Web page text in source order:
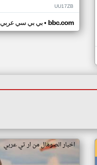
UU17ZB
بي بي سي عربي• bbc.com
اخبار الصومال من ار تي عربي